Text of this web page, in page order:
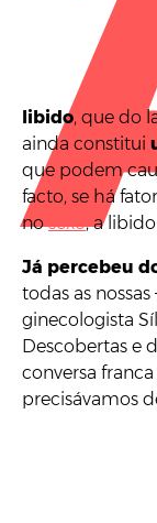
libido, que do
ainda constitui
que podem
facto, se há
nosexo, a
Já percebeu
todas as nossas
ginecologista
Descobertas e
conversa
precisávamos